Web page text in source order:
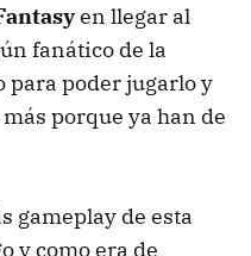
en llegar al
fanático de la
para poder jugarlo y
porque ya han de
gameplay de esta
y como era de